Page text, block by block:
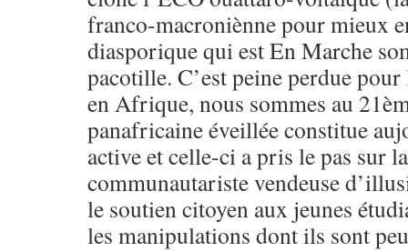
franco-macroniènne pour mieux
diasporique qui est En Marche
pacotille. C’est peine perdue
en Afrique, nous sommes au
panafricaine éveillée constitue
active et celle-ci a pris le pas sur
communautariste vendeuse
le soutien citoyen aux jeunes
les manipulations dont ils sont